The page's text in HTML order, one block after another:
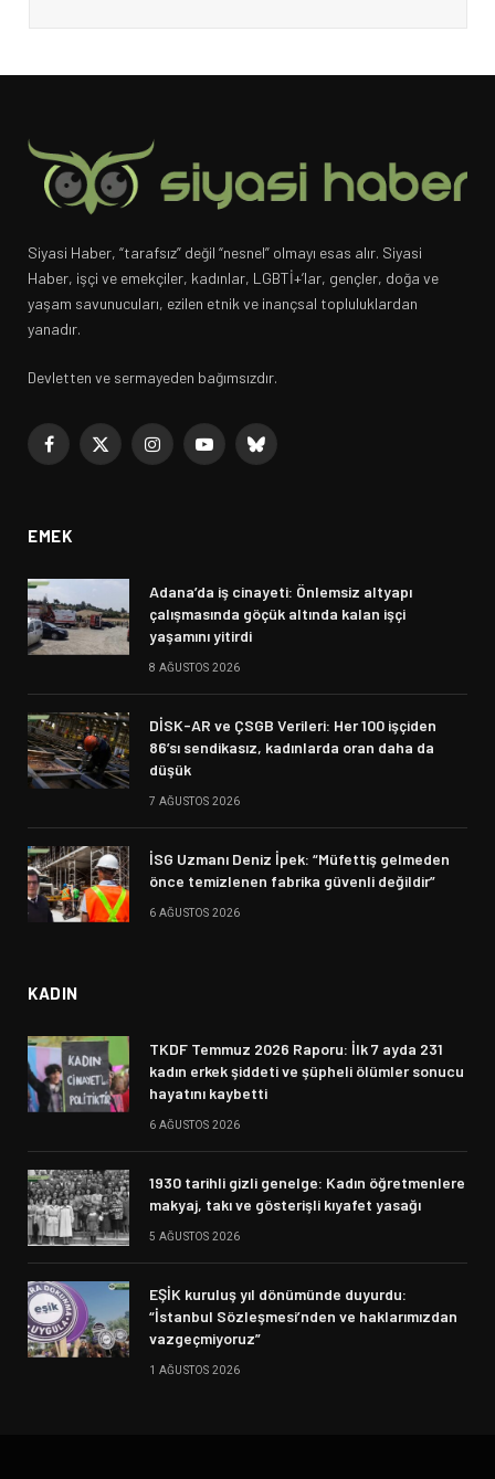
Siyasi Haber, “tarafsız” değil “nesnel” olmayı esas alır. Siyasi
Haber, işçi ve emekçiler, kadınlar, LGBTİ+’lar, gençler, doğa ve
yaşam savunucuları, ezilen etnik ve inançsal topluluklardan
yanadır.
Devletten ve sermayeden bağımsızdır.
Facebook
X
InstagramYouTubeBluesky
EMEK
Adana’da iş cinayeti: Önlemsiz altyapı
çalışmasında göçük altında kalan işçi
yaşamını yitirdi
8 AĞUSTOS 2026
DİSK-AR ve ÇSGB Verileri: Her 100 işçiden
86’sı sendikasız, kadınlarda oran daha da
düşük
7 AĞUSTOS 2026
İSG Uzmanı Deniz İpek: “Müfettiş gelmeden
önce temizlenen fabrika güvenli değildir”
6 AĞUSTOS 2026
KADIN
TKDF Temmuz 2026 Raporu: İlk 7 ayda 231
kadın erkek şiddeti ve şüpheli ölümler sonucu
hayatını kaybetti
6 AĞUSTOS 2026
1930 tarihli gizli genelge: Kadın öğretmenlere
makyaj, takı ve gösterişli kıyafet yasağı
5 AĞUSTOS 2026
EŞİK kuruluş yıl dönümünde duyurdu:
“İstanbul Sözleşmesi’nden ve haklarımızdan
vazgeçmiyoruz”
1 AĞUSTOS 2026